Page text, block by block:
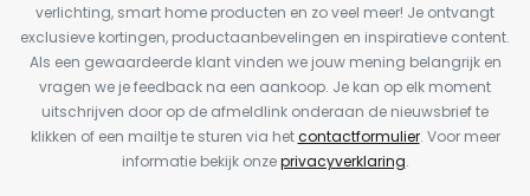
verlichting, smart home producten en zo veel meer! Je ontvangt
exclusieve kortingen, productaanbevelingen en inspiratieve content.
Als een gewaardeerde klant vinden we jouw mening belangrijk en
vragen we je feedback na een aankoop. Je kan op elk moment
uitschrijven door op de afmeldlink onderaan de nieuwsbrief te
klikken of een mailtje te sturen via hetcontactformulier. Voor meer
informatie bekijk onzeprivacyverklaring.